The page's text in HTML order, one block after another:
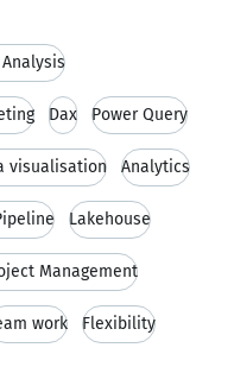
Dax Power Query
visualisation Analytics
Lakehouse
Management
work Flexibility